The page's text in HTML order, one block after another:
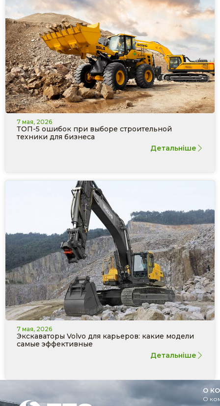
7 мая, 2026
ТОП-5 ошибок при выборе строительной
техники для бизнеса
Детальніше
7 мая, 2026
Экскаваторы Volvo для карьеров: какие модели
самые эффективные
Детальніше
О
О